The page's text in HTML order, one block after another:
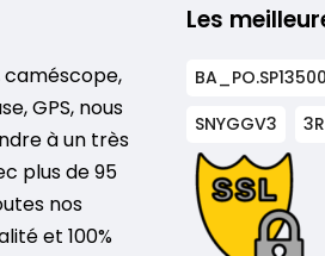
GPS, nous
à un très
plus de 95
nos
et 100%
Les
BA_PO.SP13500
SNYGGV3